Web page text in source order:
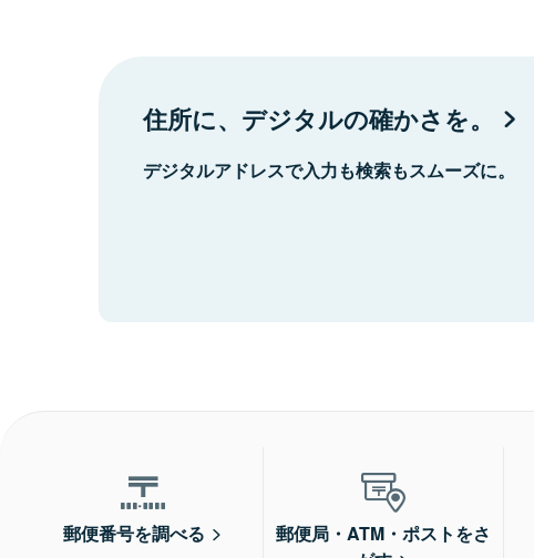
住所に、デジタルの確かさを。
デジタルアドレスで入力も検索もスムーズに。
郵便番号を調べる
郵便局・ATM・ポストをさ